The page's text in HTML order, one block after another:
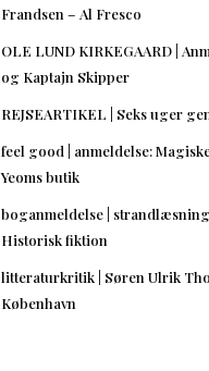
Frandsen – Al Fresco
OLE LUND KIRKEGAARD |
og Kaptajn Skipper
REJSEARTIKEL | Seks uger
feel good | anmeldelse:
Yeoms butik
boganmeldelse |
Historisk fiktion
litteraturkritik | Søren Ulrik
København